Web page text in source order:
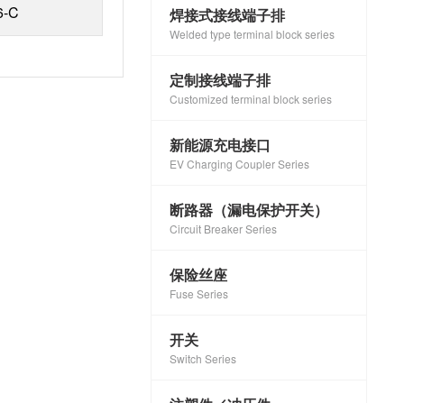
C 焊接式接线端子排
Welded type terminal block series
定制接线端子排
Customized terminal block series
新能源充电接口
EV Charging Coupler Series
断路器（漏电保护开关）
Circuit Breaker Series
保险丝座
Fuse Series
开关
Switch Series